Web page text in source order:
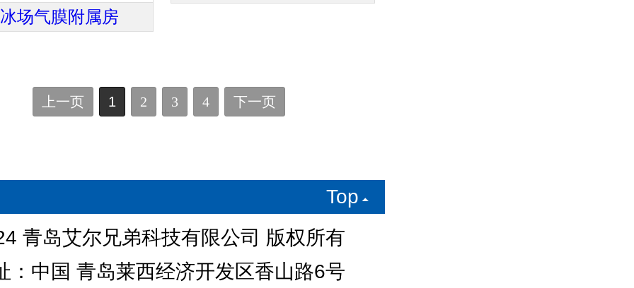
场气膜附属房
上一页 1 2 3 4 下一页
Top 
青岛艾尔兄弟科技有限公司 版权所有
：中国 青岛莱西经济开发区香山路6号